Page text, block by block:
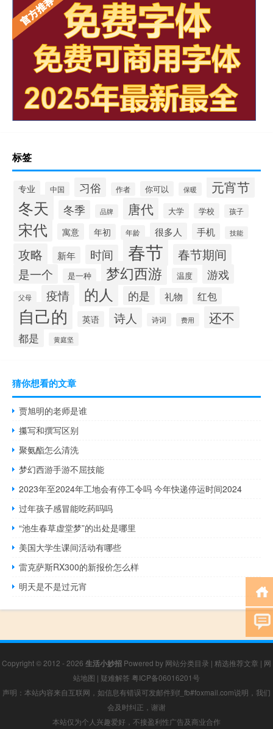
标签
专业 中国 习俗 作者 你可以 保暖 元宵节
冬天 冬季 品牌 唐代 大学 学校 孩子
宋代 寓意 年初 年龄 很多人 手机 技能
攻略 新年 时间 春节 春节期间
是一个 是一种 梦幻西游 温度 游戏
父母 疫情 的人 的是 礼物 红包
自己的 英语 诗人 诗词 费用 还不
都是 黄庭坚
猜你想看的文章
贾旭明的老师是谁
攥写和撰写区别
聚氨酯怎么清洗
梦幻西游手游不屈技能
2023年至2024年工地会有停工令吗 今年快递停运时间2024
过年孩子感冒能吃药吗吗
“池生春草虚堂梦”的出处是哪里
美国大学生课间活动有哪些
雷克萨斯RX300的新报价怎么样
明天是不是过元宵
Copyright © 2012 - 2026 生活小妙招 Powered by 网站分类目录 | 精选推荐文章 | 网
站地图 | 疑难解答 粤ICP备06016201号
声明：本站内容来自互联网，如信息有错误可发邮件到f_fb#foxmail.com说明，我们
会及时纠正，谢谢
本站仅为个人兴趣爱好，不接盈利性广告及商业合作